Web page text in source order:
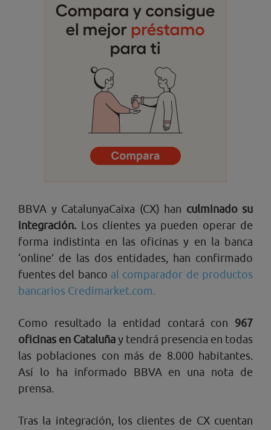
BBVA y CatalunyaCaixa (CX) han culminado su
integración. Los clientes ya pueden operar de
forma indistinta en las oficinas y en la banca
‘online’ de las dos entidades, han confirmado
fuentes del banco al comparador de productos
bancarios Credimarket.com.
Como resultado la entidad contará con 967
oficinas en Cataluñay tendrá presencia en todas
las poblaciones con más de 8.000 habitantes.
Así lo ha informado BBVA en una nota de
prensa.
Tras la integración, los clientes de CX cuentan